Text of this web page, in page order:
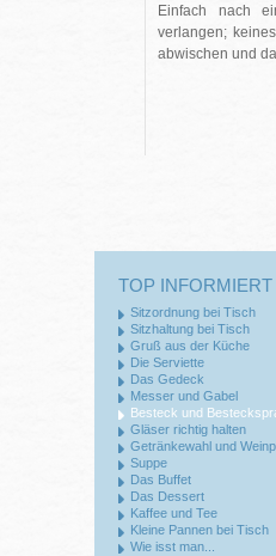
Einfach nach
verlangen;
abwischen und
TOP INFORMIERT
Sitzordnung bei Tisch
Sitzhaltung bei Tisch
Gruß aus der Küche
Die Serviette
Das Gedeck
Messer und Gabel
Besteck und
Gläser richtig halten
Getränkewahl und
Suppe
Das Buffet
Das Dessert
Kaffee und Tee
Kleine Pannen bei Tisch
Wie isst man...